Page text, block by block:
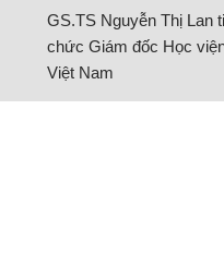
GS.TS Nguyễn Thị Lan
chức Giám đốc Học
Việt Nam